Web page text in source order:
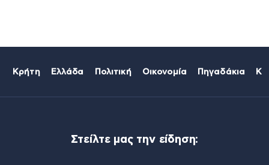
Κρήτη Ελλάδα Πολιτική Οικονομία Πηγαδάκια
Στείλτε μας την είδηση: